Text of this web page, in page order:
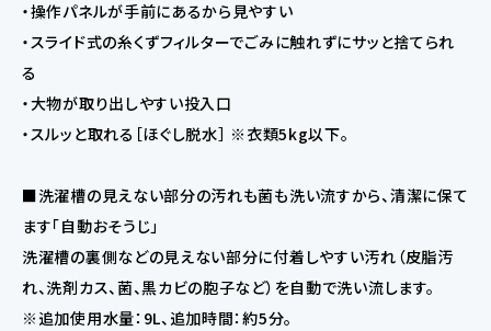
・操作パネルが手前にあるから見やすい
・スライド式の糸くずフィルターでごみに触れずにサッと捨てられ
る
・大物が取り出しやすい投入口
・スルッと取れる［ほぐし脱水］ ※衣類5kg以下。
■洗濯槽の見えない部分の汚れも菌も洗い流すから、清潔に保て
ます「自動おそうじ」
洗濯槽の裏側などの見えない部分に付着しやすい汚れ（皮脂汚
れ、洗剤カス、菌、黒カビの胞子など）を自動で洗い流します。
※追加使用水量：9L、追加時間：約5分。